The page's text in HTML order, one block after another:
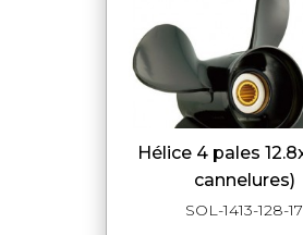
hélice 4 pales 12.8x17 (15
cannelures)
SOL-1413-128-17